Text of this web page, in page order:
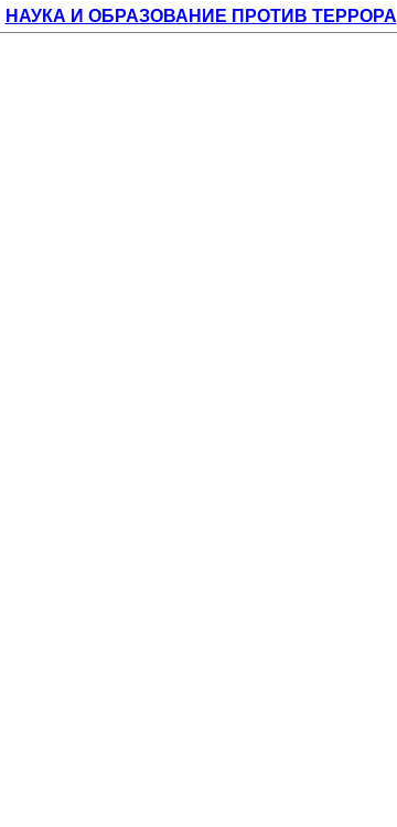
НАУКА И ОБРАЗОВАНИЕ ПРОТИВ ТЕРРОРА